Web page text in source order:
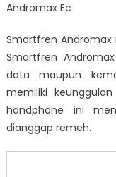
Andromax Ec
Smartfren Andromax
Smartfren
data maupun
memiliki
handphone ini
dianggap remeh.